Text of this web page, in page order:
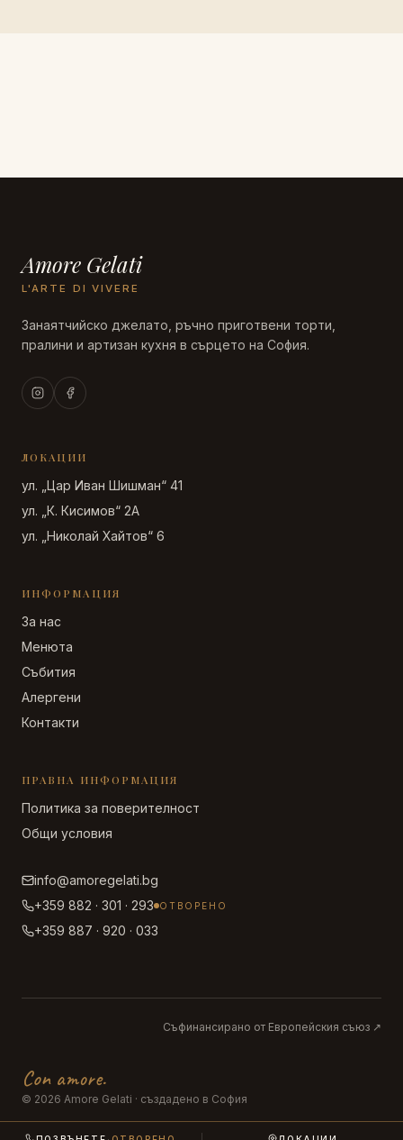
Amore Gelati
L'ARTE DI VIVERE
Занаятчийско джелато, ръчно приготвени торти,
пралини и артизан кухня в сърцето на София.
ЛОКАЦИИ
ул. „Цар Иван Шишман“ 41
ул. „К. Кисимов“ 2А
ул. „Николай Хайтов“ 6
ИНФОРМАЦИЯ
За нас
Менюта
Събития
Алергени
Контакти
ПРАВНА ИНФОРМАЦИЯ
Политика за поверителност
Общи условия
info@amoregelati.bg
+359 882 · 301 · 293
ОТВОРЕНО
+359 887 · 920 · 033
Съфинансирано от Европейския съюз ↗
Con amore.
© 2026 Amore Gelati · създадено в София